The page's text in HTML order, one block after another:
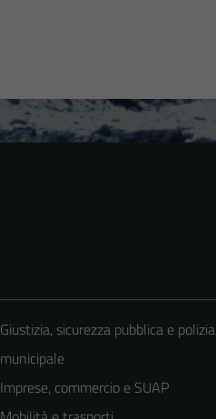
Giustizia, sicurezza pubblica e polizia
municipale
Imprese, commercio e SUAP